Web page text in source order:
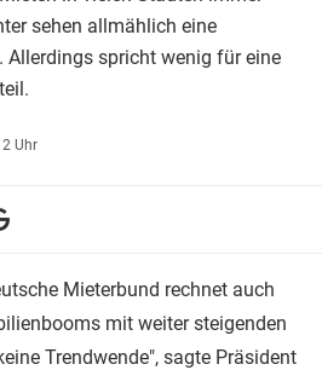
sehen allmählich eine
Allerdings spricht wenig für eine
Uhr
Mieterbund rechnet auch
mit weiter steigenden
Trendwende", sagte Präsident